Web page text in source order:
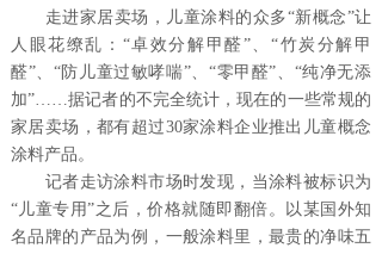
走进家居卖场，儿童涂料的众多“新概念”让
人眼花缭乱：“卓效分解甲醛”、“竹炭分解甲
醛”、“防儿童过敏哮喘”、“零甲醛”、“纯净无添
加”……据记者的不完全统计，现在的一些常规的
家居卖场，都有超过30家涂料企业推出儿童概念
涂料产品。
记者走访涂料市场时发现，当涂料被标识为
“儿童专用”之后，价格就随即翻倍。以某国外知
名品牌的产品为例，一般涂料里，最贵的净味五